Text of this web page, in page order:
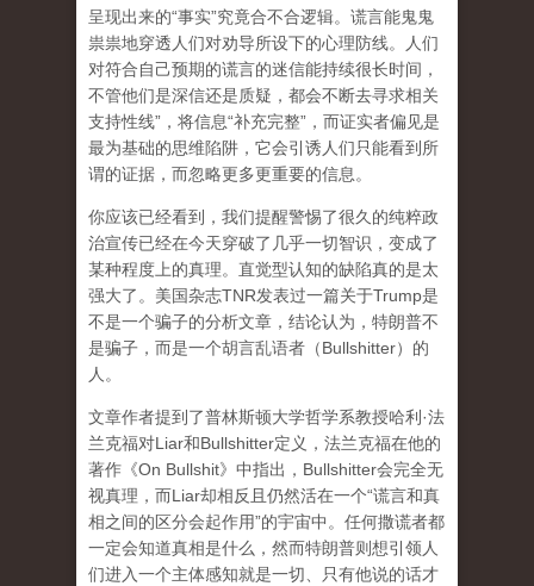
呈现出来的“事实”究竟合不合逻辑。谎言能鬼鬼
祟祟地穿透人们对劝导所设下的心理防线。人们
对符合自己预期的谎言的迷信能持续很长时间，
不管他们是深信还是质疑，都会不断去寻求相关
支持性线”，将信息“补充完整”，而证实者偏见是
最为基础的思维陷阱，它会引诱人们只能看到所
谓的证据，而忽略更多更重要的信息。
你应该已经看到，我们提醒警惕了很久的纯粹政
治宣传已经在今天穿破了几乎一切智识，变成了
某种程度上的真理。直觉型认知的缺陷真的是太
强大了。美国杂志TNR发表过一篇关于Trump是
不是一个骗子的分析文章，结论认为，特朗普不
是骗子，而是一个胡言乱语者（Bullshitter）的
人。
文章作者提到了普林斯顿大学哲学系教授哈利·法
兰克福对Liar和Bullshitter定义，法兰克福在他的
著作《On Bullshit》中指出，Bullshitter会完全无
视真理，而Liar却相反且仍然活在一个“谎言和真
相之间的区分会起作用”的宇宙中。任何撒谎者都
一定会知道真相是什么，然而特朗普则想引领人
们进入一个主体感知就是一切、只有他说的话才